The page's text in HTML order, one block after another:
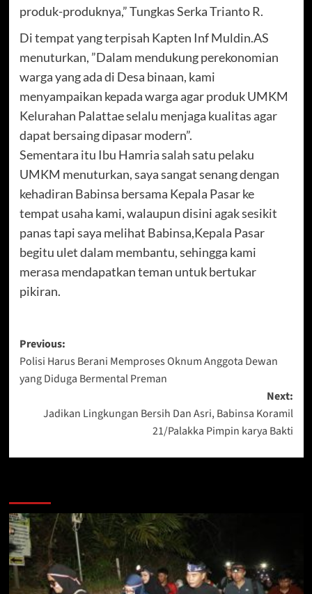
produk-produknya,” Tungkas Serka Trianto R.
Di tempat yang terpisah Kapten Inf Muldin.AS
menuturkan, ”Dalam mendukung perekonomian
warga yang ada di Desa binaan, kami
menyampaikan kepada warga agar produk UMKM
Kelurahan Palattae selalu menjaga kualitas agar
dapat bersaing dipasar modern”.
Sementara itu Ibu Hamria salah satu pelaku
UMKM menuturkan, saya sangat senang dengan
kehadiran Babinsa bersama Kepala Pasar ke
tempat usaha kami, walaupun disini agak sesikit
panas tapi saya melihat Babinsa,Kepala Pasar
begitu ulet dalam membantu, sehingga kami
merasa mendapatkan teman untuk bertukar
pikiran.
Post
navigation
Previous:
Polisi Harus Berani Memproses Oknum Anggota Dewan
yang Diduga Bermental Preman
Next:
Jadikan Lingkungan Bersih Dan Asri, Babinsa Koramil
21/Palakka Pimpin karya Bakti